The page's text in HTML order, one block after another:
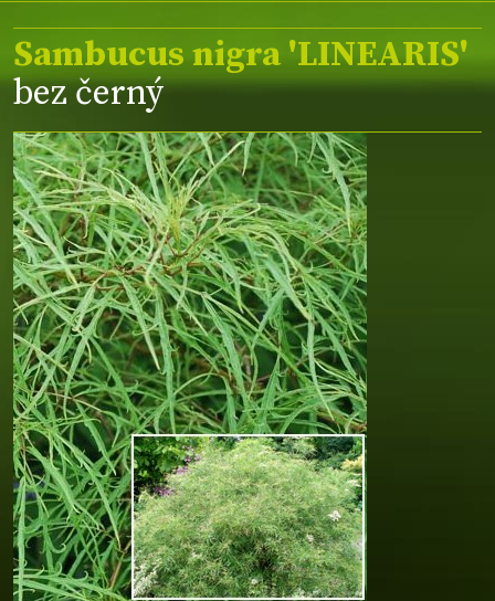
Sambucus nigra 'LINEARIS'
bez černý